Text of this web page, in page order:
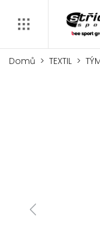
Domů TEXTIL
Previous